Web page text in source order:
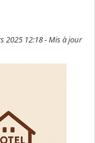
2025 12:18 - Mis à jour